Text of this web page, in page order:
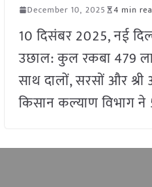
December 10, 2025 4 min
10 दिसंबर 2025, नई
उछाल: कुल रकबा 479
साथ दालों, सरसों और
किसान कल्याण विभाग